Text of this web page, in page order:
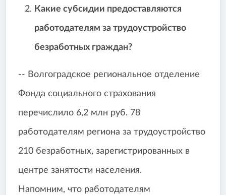
Какие субсидии предоставляются
работодателям за трудоустройство
безработных граждан?
-- Волгоградское региональное отделение
Фонда социального страхования
перечислило 6,2 млн руб. 78
работодателям региона за трудоустройство
210 безработных, зарегистрированных в
центре занятости населения.
Напомним, что работодателям